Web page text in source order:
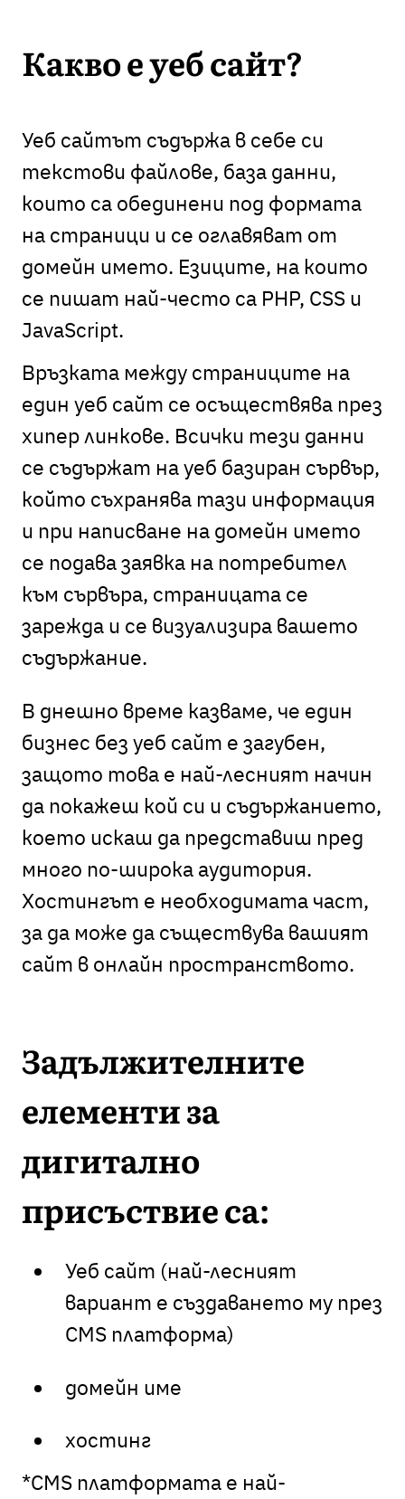
Какво е уеб сайт?
Уеб сайтът съдържа в себе си
текстови файлове, база данни,
които са обединени под формата
на страници и се оглавяват от
домейн името. Езиците, на които
се пишат най-често са PHP, CSS и
JavaScript.
Връзката между страниците на
един уеб сайт се осъществява през
хипер линкове. Всички тези данни
се съдържат на уеб базиран сървър,
който съхранява тази информация
и при написване на домейн името
се подава заявка на потребител
към сървъра, страницата се
зарежда и се визуализира вашето
съдържание.
В днешно време казваме, че един
бизнес без уеб сайт е загубен,
защото това е най-лесният начин
да покажеш кой си и съдържанието,
което искаш да представиш пред
много по-широка аудитория.
Хостингът е необходимата част,
за да може да съществува вашият
сайт в онлайн пространството.
Задължителните
елементи за
дигитално
присъствие са:
Уеб сайт (най-лесният
вариант е създаването му през
CMS платформа)
домейн име
хостинг
*CMS платформата е най-